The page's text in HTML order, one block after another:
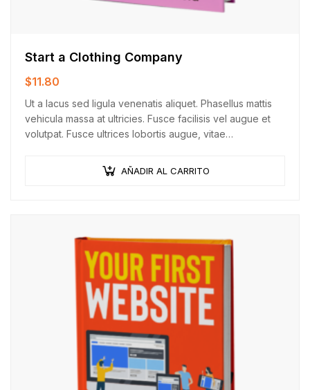
Start a Clothing Company
$11.80
Ut a lacus sed ligula venenatis aliquet. Phasellus mattis
vehicula massa at ultricies. Fusce facilisis vel augue et
volutpat. Fusce ultrices lobortis augue, vitae
AÑADIR AL CARRITO